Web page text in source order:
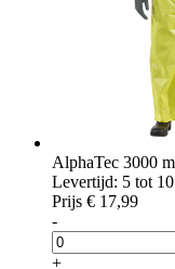
AlphaTec 3000
Levertijd: 5 tot
Prijs € 17,99
-
+